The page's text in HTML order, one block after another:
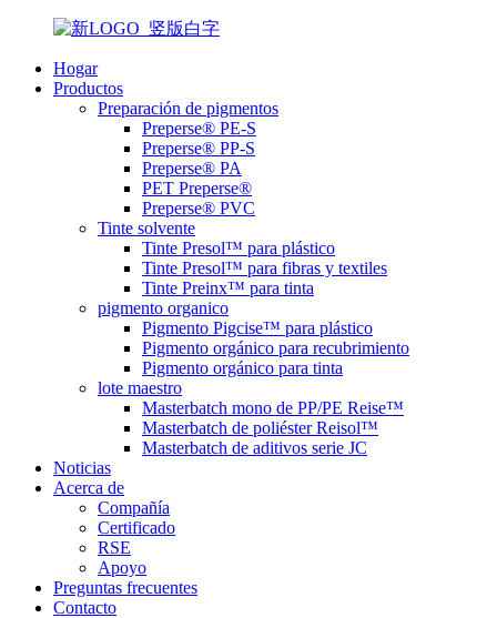
Hogar
Productos
Preparación de pigmentos
Preperse® PE-S
Preperse® PP-S
Preperse® PA
PET Preperse®
Preperse® PVC
Tinte solvente
Tinte Presol™ para plástico
Tinte Presol™ para fibras y textiles
Tinte Preinx™ para tinta
pigmento organico
Pigmento Pigcise™ para plástico
Pigmento orgánico para recubrimiento
Pigmento orgánico para tinta
lote maestro
Masterbatch mono de PP/PE Reise™
Masterbatch de poliéster Reisol™
Masterbatch de aditivos serie JC
Noticias
Acerca de
Compañía
Certificado
RSE
Apoyo
Preguntas frecuentes
Contacto